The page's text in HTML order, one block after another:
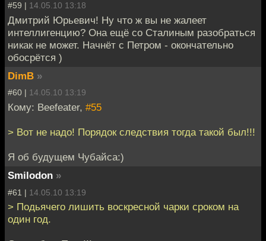
#59 | 14.05.10 13:18
Дмитрий Юрьевич! Ну что ж вы не жалеет
интеллигенцию? Она ещё со Сталиным разобраться
никак не может. Начнёт с Петром - окончательно
обосрётся )
DimB »
#60 | 14.05.10 13:19
Кому: Beefeater, #55
> Вот не надо! Порядок следствия тогда такой был!!!
Я об будущем Чубайса:)
Smilodon »
#61 | 14.05.10 13:19
> Подьячего лишить воскресной чарки сроком на
один год.